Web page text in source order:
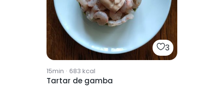
3
15min · 683 kcal
Tartar de gamba